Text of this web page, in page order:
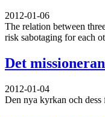
2012-01-06
The relation between
risk sabotaging for each
Det
2012-01-04
Den nya kyrkan och dess